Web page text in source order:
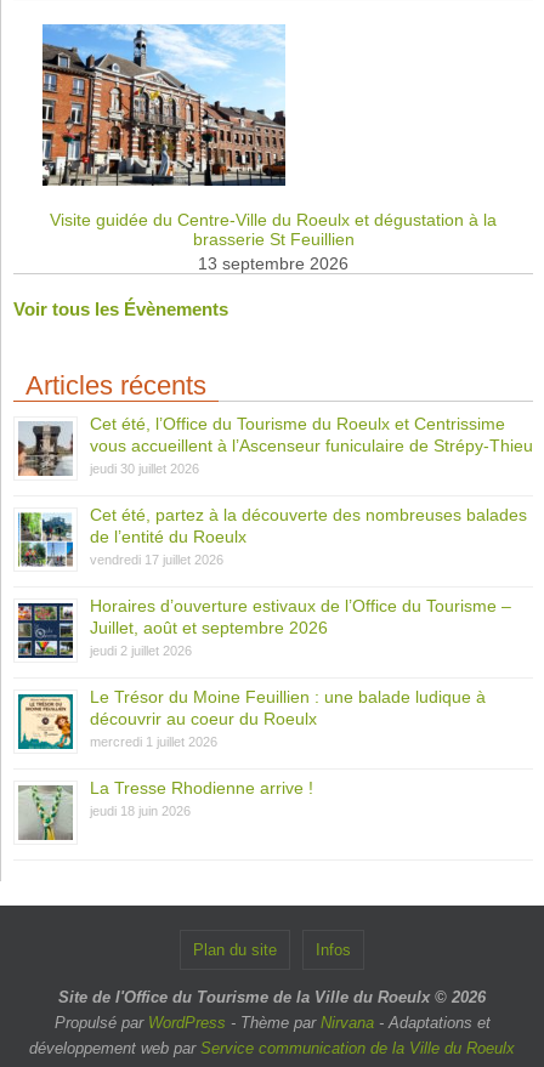
Visite guidée du Centre-Ville du Roeulx et dégustation à la
brasserie St Feuillien
13 septembre 2026
Voir tous les Évènements
Articles récents
Cet été, l’Office du Tourisme du Roeulx et Centrissime
vous accueillent à l’Ascenseur funiculaire de Strépy-Thieu
jeudi 30 juillet 2026
Cet été, partez à la découverte des nombreuses balades
de l’entité du Roeulx
vendredi 17 juillet 2026
Horaires d’ouverture estivaux de l’Office du Tourisme –
Juillet, août et septembre 2026
jeudi 2 juillet 2026
Le Trésor du Moine Feuillien : une balade ludique à
découvrir au coeur du Roeulx
mercredi 1 juillet 2026
La Tresse Rhodienne arrive !
jeudi 18 juin 2026
Plan du site Infos
Site de l'Office du Tourisme de la Ville du Roeulx © 2026
Propulsé par WordPress - Thème par Nirvana- Adaptations et
développement web par Service communication de la Ville du Roeulx